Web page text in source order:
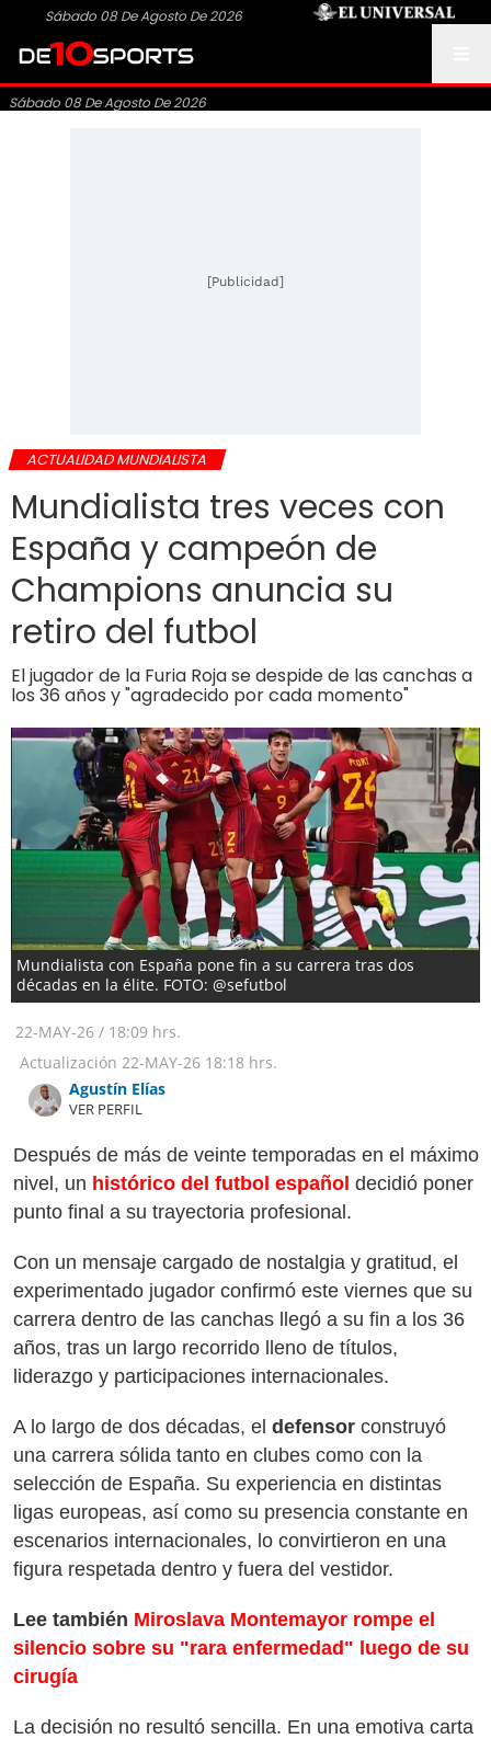
Sábado 08 De Agosto De 2026
Sábado 08 De Agosto De 2026
[Publicidad]
ACTUALIDAD MUNDIALISTA
Mundialista tres veces con
España y campeón de
Champions anuncia su
retiro del futbol
El jugador de la Furia Roja se despide de las canchas a
los 36 años y "agradecido por cada momento"
Mundialista con España pone fin a su carrera tras dos
décadas en la élite. FOTO: @sefutbol
22-MAY-26 / 18:09 hrs.
Actualización 22-MAY-26 18:18 hrs.
Agustín Elías
VER PERFIL
Después de más de veinte temporadas en el máximo
nivel, un histórico del futbol español decidió poner
punto final a su trayectoria profesional.
Con un mensaje cargado de nostalgia y gratitud, el
experimentado jugador confirmó este viernes que su
carrera dentro de las canchas llegó a su fin a los 36
años, tras un largo recorrido lleno de títulos,
liderazgo y participaciones internacionales.
A lo largo de dos décadas, el defensor construyó
una carrera sólida tanto en clubes como con la
selección de España. Su experiencia en distintas
ligas europeas, así como su presencia constante en
escenarios internacionales, lo convirtieron en una
figura respetada dentro y fuera del vestidor.
Lee también Miroslava Montemayor rompe el
silencio sobre su "rara enfermedad" luego de su
cirugía
La decisión no resultó sencilla. En una emotiva carta